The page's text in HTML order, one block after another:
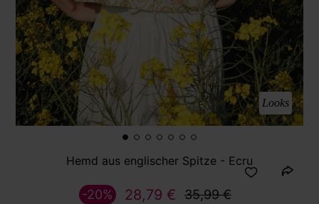
Looks
Hemd aus englischer Spitze - Ecru
28,79 € 35,99 €
-20%